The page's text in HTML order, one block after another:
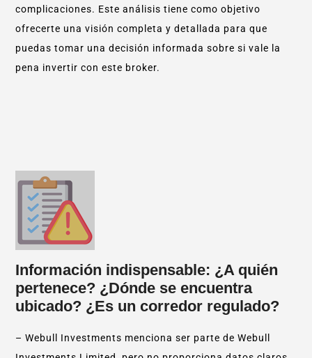
complicaciones. Este análisis tiene como objetivo
ofrecerte una visión completa y detallada para que
puedas tomar una decisión informada sobre si vale la
pena invertir con este broker.
Información indispensable: ¿A quién
pertenece? ¿Dónde se encuentra
ubicado? ¿Es un corredor regulado?
– Webull Investments menciona ser parte de Webull